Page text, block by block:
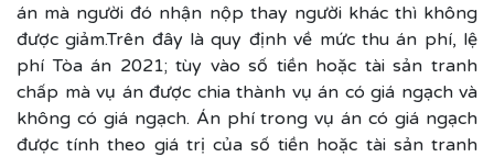
án mà người đó nhận nộp thay người khác thì không
được giảm.Trên đây là quy định về mức thu án phí, lệ
phí Tòa án 2021; tùy vào số tiền hoặc tài sản tranh
chấp mà vụ án được chia thành vụ án có giá ngạch và
không có giá ngạch. Án phí trong vụ án có giá ngạch
được tính theo giá trị của số tiền hoặc tài sản tranh